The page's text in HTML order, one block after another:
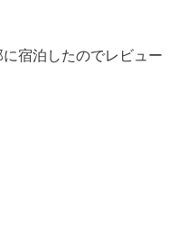
宿泊したのでレビュー